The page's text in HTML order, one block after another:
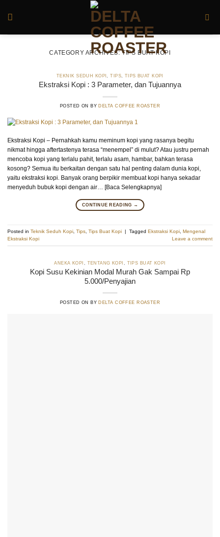
CATEGORY ARCHIVES:TIPS BUAT KOPI
TEKNIK SEDUH KOPI,TIPS, TIPS BUAT KOPI
Ekstraksi Kopi : 3 Parameter, dan Tujuannya
POSTED ON BY DELTA COFFEE ROASTER
Ekstraksi Kopi – Pernahkah kamu meminum kopi yang rasanya begitu
nikmat hingga aftertastenya terasa “menempel” di mulut? Atau justru pernah
mencoba kopi yang terlalu pahit, terlalu asam, hambar, bahkan terasa
kosong? Semua itu berkaitan dengan satu hal penting dalam dunia kopi,
yaitu ekstraksi kopi. Banyak orang berpikir membuat kopi hanya sekadar
menyeduh bubuk kopi dengan air… [Baca Selengkapnya]
CONTINUE READING →
Posted in Teknik Seduh Kopi Tips Tips Buat Kopi | Tagged Ekstraksi Kopi Mengenal
Ekstraksi Kopi
Leave a comment
ANEKA KOPI TENTANG KOPI TIPS BUAT KOPI
Kopi Susu Kekinian Modal Murah Gak Sampai Rp
5.000/Penyajian
POSTED ON BY DELTA COFFEE ROASTER